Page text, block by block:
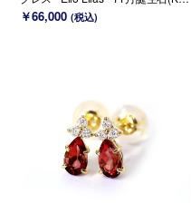
変更可能)
￥66,000 (税込)